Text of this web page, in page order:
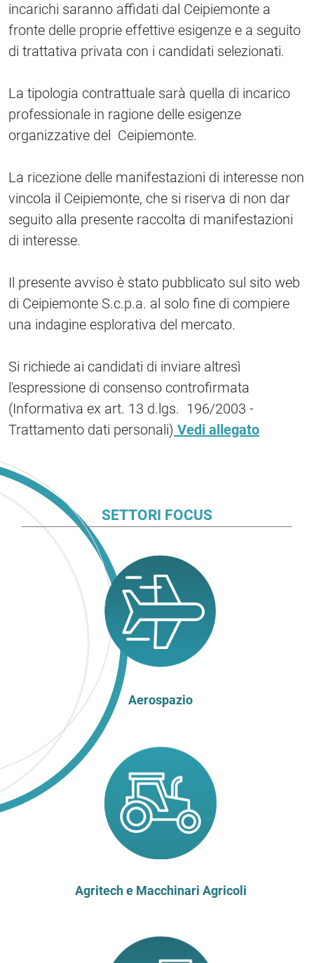
incarichi saranno affidati dal Ceipiemonte a
fronte delle proprie effettive esigenze e a seguito
di trattativa privata con i candidati selezionati.
La tipologia contrattuale sarà quella di incarico
professionale in ragione delle esigenze
organizzative del Ceipiemonte.
La ricezione delle manifestazioni di interesse non
vincola il Ceipiemonte, che si riserva di non dar
seguito alla presente raccolta di manifestazioni
di interesse.
Il presente avviso è stato pubblicato sul sito web
di Ceipiemonte S.c.p.a. al solo fine di compiere
una indagine esplorativa del mercato.
Si richiede ai candidati di inviare altresì
l'espressione di consenso controfirmata
(Informativa ex art. 13 d.lgs. 196/2003 -
Trattamento dati personali) Vedi allegato
SETTORI FOCUS
Aerospazio
Agritech e Macchinari Agricoli